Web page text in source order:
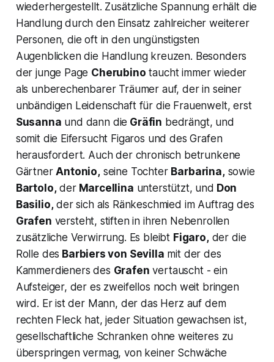
wiederhergestellt. Zusätzliche Spannung erhält die
Handlung durch den Einsatz zahlreicher weiterer
Personen, die oft in den ungünstigsten
Augenblicken die Handlung kreuzen. Besonders
der junge Page Cherubino taucht immer wieder
als unberechenbarer Träumer auf, der in seiner
unbändigen Leidenschaft für die Frauenwelt, erst
Susanna und dann die Gräfin bedrängt, und
somit die Eifersucht Figaros und des Grafen
herausfordert. Auch der chronisch betrunkene
GärtnerAntonio,seine Tochter Barbarina,sowie
Bartolo,derMarcellina unterstützt, und Don
Basilio,der sich als Ränkeschmied im Auftrag des
Grafen versteht, stiften in ihren Nebenrollen
zusätzliche Verwirrung. Es bleibt Figaro,der die
Rolle des Barbiers von Sevilla mit der des
Kammerdieners des Grafen vertauscht - ein
Aufsteiger, der es zweifellos noch weit bringen
wird. Er ist der Mann, der das Herz auf dem
rechten Fleck hat, jeder Situation gewachsen ist,
gesellschaftliche Schranken ohne weiteres zu
überspringen vermag, von keiner Schwäche